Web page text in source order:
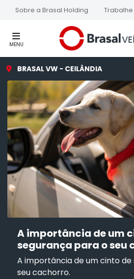
Sobre a Brasal Holding
MENU
BRASAL VW - CEILÂNDIA
A importância de um
segurança para o seu
A importância de um cinto
seu cachorro.